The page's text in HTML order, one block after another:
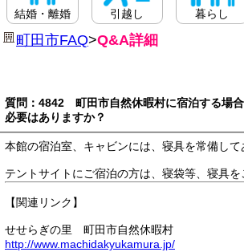
結婚・離婚 引越し 暮らし
町田市FAQ>Q&A詳細
質問：4842 町田市自然休暇村に宿泊する場
必要はありますか？
本館の宿泊室、キャビンには、寝具を常備して
テントサイトにご宿泊の方は、寝袋等、寝具を
【関連リンク】
せせらぎの里 町田市自然休暇村
http://www.machidakyukamura.jp/